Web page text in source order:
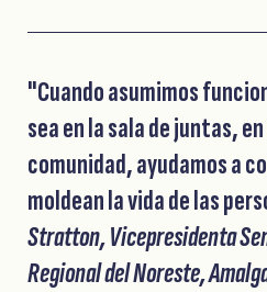
"Cuando asumimos
sea en la sala de juntas,
comunidad, ayudamos a
moldean la vida de las
Stratton, Vicepresidenta
Regional del Noreste,